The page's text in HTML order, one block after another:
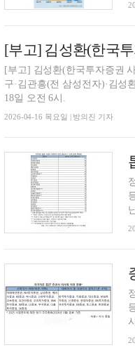
[부고] 김성환(한국
[부고] 김성환(한국투자증권
구·김관흥(전 삼성전자)·김성
18일 오전 6시.
2026-04-16 목요일 | 방의진 기자